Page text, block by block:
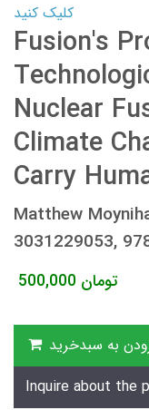
کلیک کنید
Fusion's
Nuclear
Climate
Carry
Matthew
3031229053,
500,000 تومان
به سبدخرید
Inquire about the